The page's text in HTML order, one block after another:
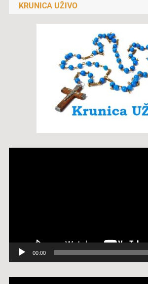
KRUNICA UŽIVO
00:00